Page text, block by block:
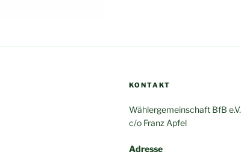
KONTAKT
Wählergemeinschaft BfB e.V.
c/o Franz Apfel
Adresse